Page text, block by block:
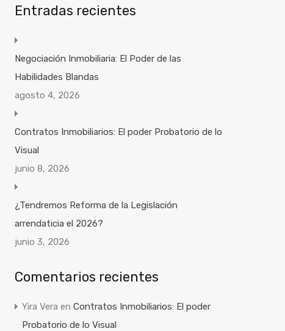
Entradas recientes
Negociación Inmobiliaria: El Poder de las
Habilidades Blandas
agosto 4, 2026
Contratos Inmobiliarios: El poder Probatorio de lo
Visual
junio 8, 2026
¿Tendremos Reforma de la Legislación
arrendaticia el 2026?
junio 3, 2026
Comentarios recientes
Yira Vera en Contratos Inmobiliarios: El poder
Probatorio de lo Visual